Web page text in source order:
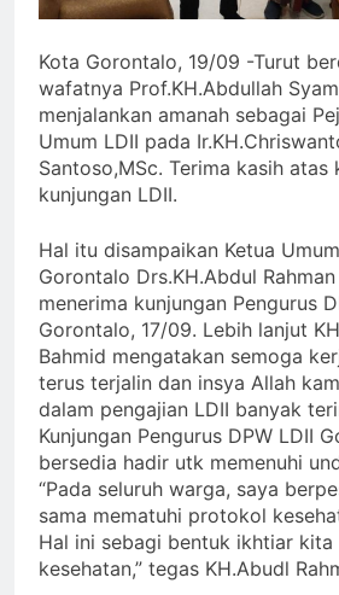
Kota Gorontalo, 19/09 -Turut
wafatnya Prof.KH.Abdullah
menjalankan amanah sebagai
Umum LDII pada
Santoso,MSc. Terima kasih atas
kunjungan LDII.
Hal itu disampaikan Ketua
Gorontalo Drs.KH.Abdul
menerima kunjungan Pengurus
Gorontalo, 17/09. Lebih lanjut
Bahmid mengatakan semoga
terus terjalin dan insya Allah
dalam pengajian LDII banyak
Kunjungan Pengurus DPW LDII
bersedia hadir utk memenuhi
“Pada seluruh warga, saya
sama mematuhi protokol
Hal ini sebagi bentuk ikhtiar kita
kesehatan,” tegas KH.Abudl